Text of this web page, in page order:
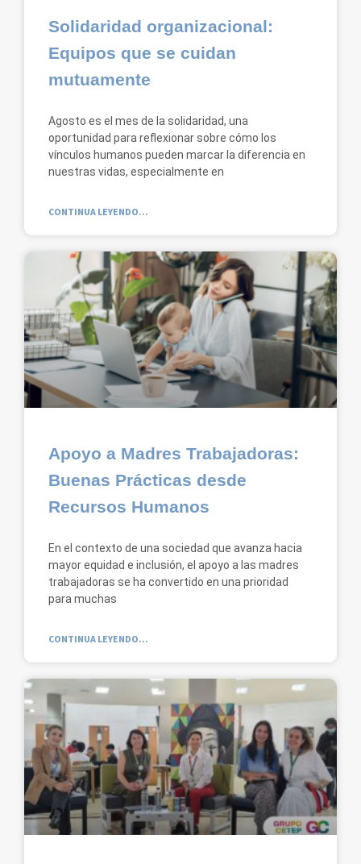
Solidaridad organizacional:
Equipos que se cuidan
mutuamente
Agosto es el mes de la solidaridad, una
oportunidad para reflexionar sobre cómo los
vínculos humanos pueden marcar la diferencia en
nuestras vidas, especialmente en
CONTINUA LEYENDO...
Apoyo a Madres Trabajadoras:
Buenas Prácticas desde
Recursos Humanos
En el contexto de una sociedad que avanza hacia
mayor equidad e inclusión, el apoyo a las madres
trabajadoras se ha convertido en una prioridad
para muchas
CONTINUA LEYENDO...